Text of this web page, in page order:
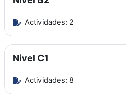
Actividades: 2
Nivel C1
Actividades: 8